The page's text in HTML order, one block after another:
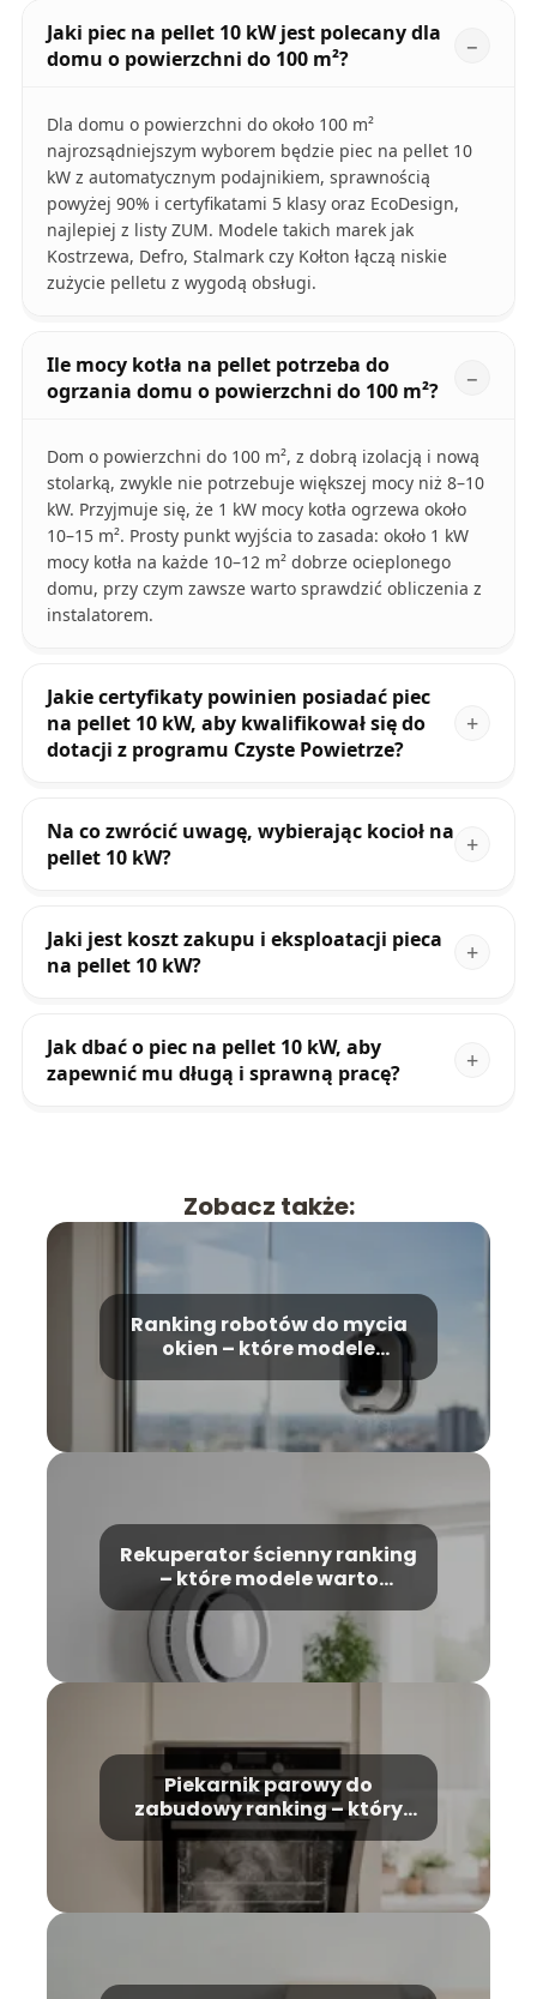
Jaki piec na pellet 10 kW jest polecany dla
domu o powierzchni do 100 m²?
Dla domu o powierzchni do około 100 m²
najrozsądniejszym wyborem będzie piec na pellet 10
kW z automatycznym podajnikiem, sprawnością
powyżej 90% i certyfikatami 5 klasy oraz EcoDesign,
najlepiej z listy ZUM. Modele takich marek jak
Kostrzewa, Defro, Stalmark czy Kołton łączą niskie
zużycie pelletu z wygodą obsługi.
Ile mocy kotła na pellet potrzeba do
ogrzania domu o powierzchni do 100 m²?
Dom o powierzchni do 100 m², z dobrą izolacją i nową
stolarką, zwykle nie potrzebuje większej mocy niż 8–10
kW. Przyjmuje się, że 1 kW mocy kotła ogrzewa około
10–15 m². Prosty punkt wyjścia to zasada: około 1 kW
mocy kotła na każde 10–12 m² dobrze ocieplonego
domu, przy czym zawsze warto sprawdzić obliczenia z
instalatorem.
Jakie certyfikaty powinien posiadać piec
na pellet 10 kW, aby kwalifikował się do
dotacji z programu Czyste Powietrze?
Na co zwrócić uwagę, wybierając kocioł na
pellet 10 kW?
Jaki jest koszt zakupu i eksploatacji pieca
na pellet 10 kW?
Jak dbać o piec na pellet 10 kW, aby
zapewnić mu długą i sprawną pracę?
Zobacz także:
Ranking robotów do mycia
okien – które modele
Rekuperator ścienny ranking
– które modele warto
wybrać?
Piekarnik parowy do
zabudowy ranking – który
model wybrać?